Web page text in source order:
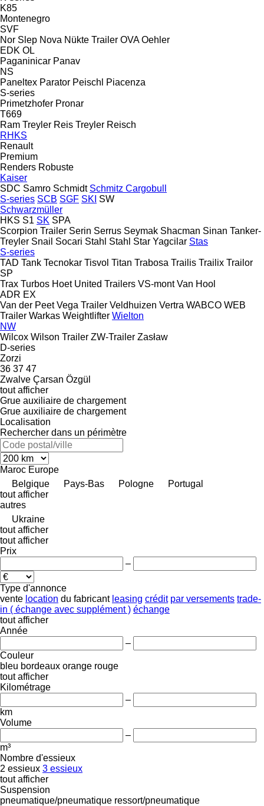
K85
Montenegro
SVF
Nor Slep Nova Nükte Trailer OVA Oehler
EDK OL
Paganinicar Panav
NS
Paneltex Parator Peischl
Piacenza
S-series
Primetzhofer Pronar
T669
Ram Treyler Reis Treyler Reisch
RHKS
Renault
Premium
Renders Robuste
Kaiser
SDC Samro Schmidt Schmitz Cargobull
S-series SCB SGF SKI SW
Schwarzmüller
HKS S1 SK SPA
Scorpion Trailer Serin Serrus Seymak Shacman Sinan Tanker-
Treyler Snail Socari Stahl Stahl Star Yagcilar Stas
S-series
TAD Tank Tecnokar Tisvol Titan Trabosa Trailis Trailix Trailor
SP
Trax Turbos Hoet United Trailers VS-mont Van Hool
ADR EX
Van der Peet Vega Trailer Veldhuizen Vertra WABCO WEB
Trailer Warkas Weightlifter Wielton
NW
Wilcox Wilson Trailer ZW-Trailer Zasław
D-series
Zorzi
36 37 47
Zwalve Çarsan Özgül
tout afficher
Grue auxiliaire de chargement
Grue auxiliaire de chargement
Localisation
Rechercher dans un périmètre
Maroc Europe
Belgique
Pays-Bas Pologne
Portugal
tout afficher
autres
Ukraine
tout afficher
tout afficher
Prix
–
Type d'annonce
vente location du fabricant leasing crédit par versements trade-
in ( échange avec supplément ) échange
tout afficher
Année
–
Couleur
bleu bordeaux orange rouge
tout afficher
Kilométrage
–
km
Volume
–
m³
Nombre d'essieux
2 essieux 3 essieux
tout afficher
Suspension
pneumatique/pneumatique ressort/pneumatique